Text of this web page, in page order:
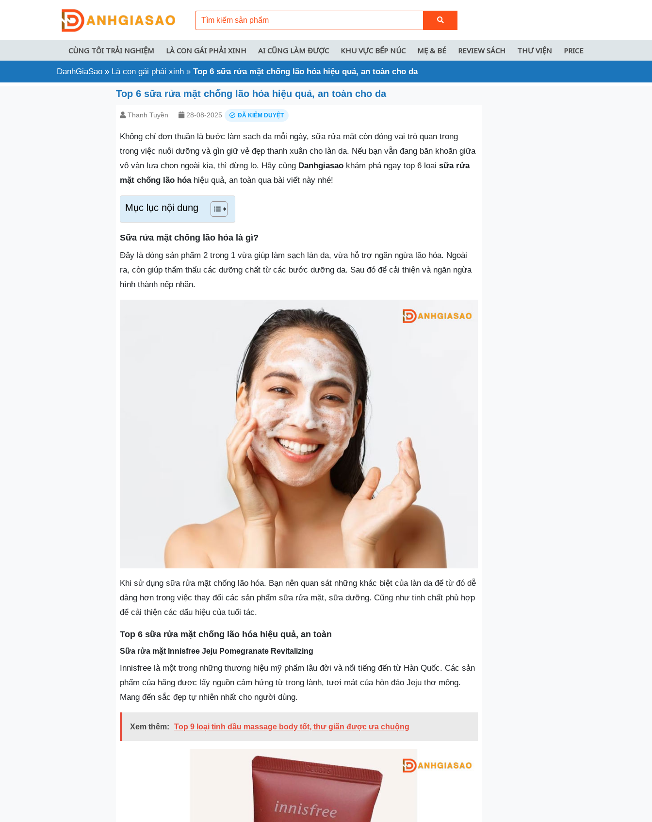
CÙNG TÔI TRẢI NGHIỆM LÀ CON GÁI PHẢI XINH AI CŨNG LÀM ĐƯỢC KHU VỰC BẾP NÚC MẸ & BÉ REVIEW SÁCH THƯ VIỆN PRICE
DanhGiaSao » Là con gái phải xinh » Top 6 sữa rửa mặt chống lão hóa hiệu quả, an toàn cho da
Top 6 sữa rửa mặt chống lão hóa hiệu quả, an toàn cho da
Thanh Tuyền 28-08-2025 ĐÃ KIỂM DUYỆT
Không chỉ đơn thuần là bước làm sạch da mỗi ngày, sữa rửa mặt còn đóng vai trò quan trọng
trong việc nuôi dưỡng và gìn giữ vẻ đẹp thanh xuân cho làn da. Nếu bạn vẫn đang băn khoăn giữa
vô vàn lựa chọn ngoài kia, thì đừng lo. Hãy cùng Danhgiasao khám phá ngay top 6 loại sữa rửa
mặt chống lão hóahiệu quả, an toàn qua bài viết này nhé!
Mục lục nội dung
Sữa rửa mặt chống lão hóa là gì?
Đây là dòng sản phẩm 2 trong 1 vừa giúp làm sạch làn da, vừa hỗ trợ ngăn ngừa lão hóa. Ngoài
ra, còn giúp thẩm thấu các dưỡng chất từ các bước dưỡng da. Sau đó để cải thiện và ngăn ngừa
hình thành nếp nhăn.
Khi sử dụng sữa rửa mặt chống lão hóa. Bạn nên quan sát những khác biệt của làn da để từ đó dễ
dàng hơn trong việc thay đổi các sản phẩm sữa rửa mặt, sữa dưỡng. Cũng như tinh chất phù hợp
để cải thiện các dấu hiệu của tuổi tác.
Top 6 sữa rửa mặt chống lão hóa hiệu quả, an toàn
Sữa rửa mặt Innisfree Jeju Pomegranate Revitalizing
Innisfree là một trong những thương hiệu mỹ phẩm lâu đời và nổi tiếng đến từ Hàn Quốc. Các sản
phẩm của hãng được lấy nguồn cảm hứng từ trong lành, tươi mát của hòn đảo Jeju thơ mộng.
Mang đến sắc đẹp tự nhiên nhất cho người dùng.
Xem thêm: Top 9 loại tinh dầu massage body tốt, thư giãn được ưa chuộng